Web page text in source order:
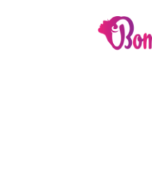
Penteados